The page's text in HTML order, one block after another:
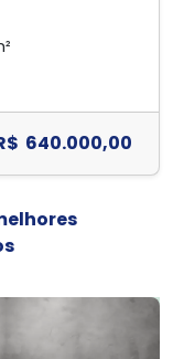
640.000,00